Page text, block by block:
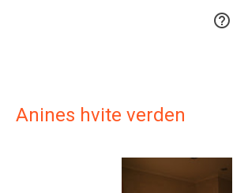

Anines hvite verden